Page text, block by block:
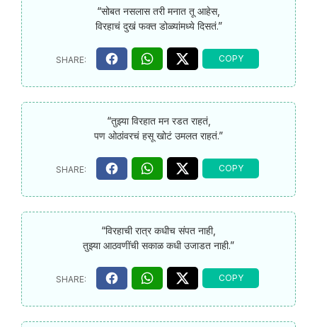
“सोबत नसलास तरी मनात तू आहेस,
विरहाचं दुखं फक्त डोळ्यांमध्ये दिसतं.”
“तुझ्या विरहात मन रडत राहतं,
पण ओठांवरचं हसू खोटं उमलत राहतं.”
“विरहाची रात्र कधीच संपत नाही,
तुझ्या आठवणींची सकाळ कधी उजाडत नाही.”